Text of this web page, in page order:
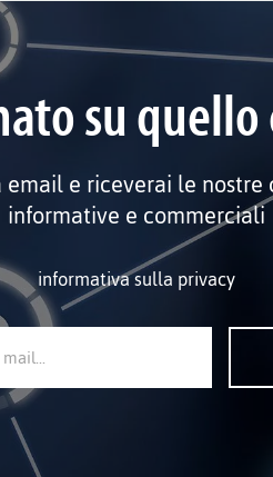
su quello
email e riceverai le
informative e commerciali
informativa sulla privacy